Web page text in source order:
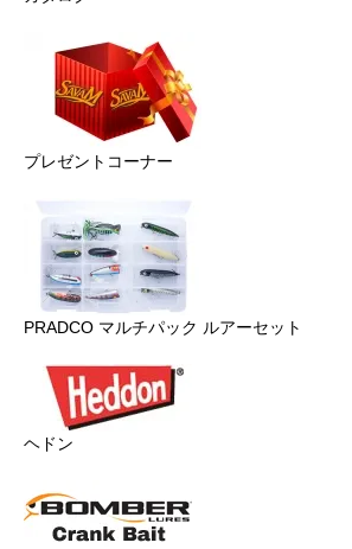
プレゼントコーナー
PRADCO マルチパック ルアーセット
ヘドン